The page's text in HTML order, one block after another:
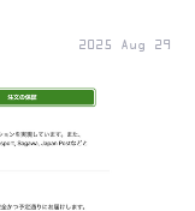
2025 Aug 29